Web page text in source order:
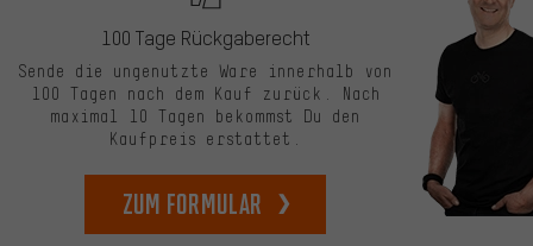
100 Tage Rückgaberecht
Sende die ungenutzte Ware innerhalb von
100 Tagen nach dem Kauf zurück. Nach
maximal 10 Tagen bekommst Du den
Kaufpreis erstattet.
zum Formular